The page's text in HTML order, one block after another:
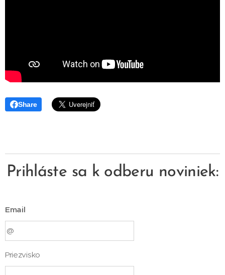
Share
Prihláste sa k odberu noviniek:
Email
Priezvisko